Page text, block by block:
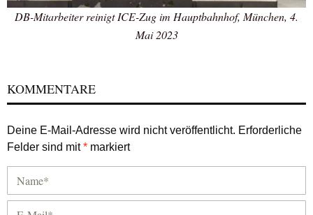
DB-Mitarbeiter reinigt ICE-Zug im Hauptbahnhof, München, 4.
Mai 2023
KOMMENTARE
Deine E-Mail-Adresse wird nicht veröffentlicht. Erforderliche
Felder sind mit* markiert